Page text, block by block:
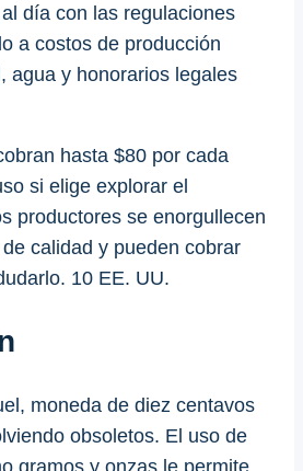
día con las regulaciones
a costos de producción
agua y honorarios legales
hasta $80 por cada
si elige explorar el
productores se enorgullecen
calidad y pueden cobrar
10 EE. UU.
moneda de diez centavos
obsoletos. El uso de